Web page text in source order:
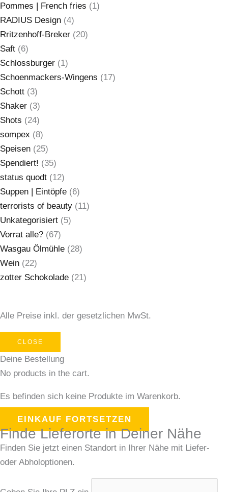
Pommes | French fries (1)
RADIUS Design (4)
Rritzenhoff-Breker (20)
Saft (6)
Schlossburger (1)
Schoenmackers-Wingens (17)
Schott (3)
Shaker (3)
Shots (24)
sompex (8)
Speisen (25)
Spendiert! (35)
status quodt (12)
Suppen | Eintöpfe (6)
terrorists of beauty (11)
Unkategorisiert (5)
Vorrat alle? (67)
Wasgau Ölmühle (28)
Wein (22)
zotter Schokolade (21)
Alle Preise inkl. der gesetzlichen MwSt.
CLOSE
Deine Bestellung
No products in the cart.
Es befinden sich keine Produkte im Warenkorb.
EINKAUF FORTSETZEN
Finde Lieferorte in Deiner Nähe
Finden Sie jetzt einen Standort in Ihrer Nähe mit Liefer-
oder Abholoptionen.